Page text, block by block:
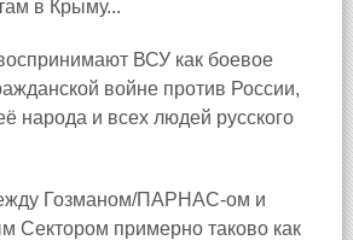
в Крыму...
ВСУ как боевое
войне против России,
народа и всех людей русского
Гозманом/ПАРНАС-ом и
Сектором примерно таково как